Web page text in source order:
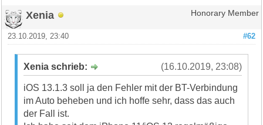
Xenia Honorary Member
#62
23.10.2019, 23:40
(16.10.2019, 23:08)
Xenia schrieb:
iOS 13.1.3 soll ja den Fehler mit der BT-Verbindung
im Auto beheben und ich hoffe sehr, dass das auch
der Fall ist.